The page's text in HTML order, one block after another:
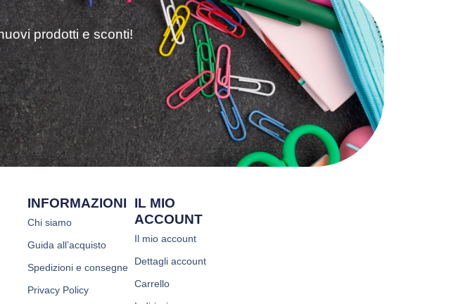
prodotti e sconti!
INFORMAZIONI
Chi siamo
Guida all’acquisto
Spedizioni e consegne
Privacy Policy
IL MIO
ACCOUNT
Il mio account
Dettagli account
Carrello